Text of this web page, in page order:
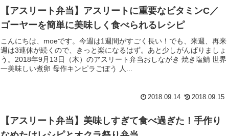
【アスリート弁当】アスリートに重要なビタミンC／
ゴーヤーを簡単に美味しく食べられるレシピ
こんにちは、moeです。今週は1週間がすごく長い！でも、来週、再来
週は3連休が続くので、きっと楽になるはず。あと少しがんばりましょ
う。2018年9月13日（木）のアスリート弁当おしながき 焼き塩鯖 世界
一美味しい煮卵 母作キンピラごぼう 人...
2018.09.14 2018.09.15
【アスリート弁当】美味しすぎて食べ過ぎた！手作り